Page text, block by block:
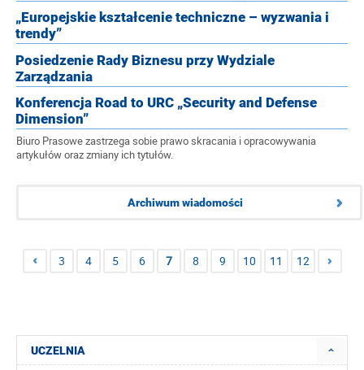
„Europejskie kształcenie techniczne – wyzwania i
trendy”
Posiedzenie Rady Biznesu przy Wydziale
Zarządzania
Konferencja Road to URC „Security and Defense
Dimension”
Biuro Prasowe zastrzega sobie prawo skracania i opracowywania
artykułów oraz zmiany ich tytułów.
Archiwum wiadomości
3 4 5 6 7 8 9 10 11 12
UCZELNIA